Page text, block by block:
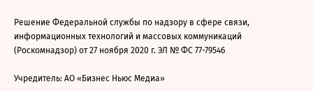
Решение Федеральной службы по надзору в сфере связи,
информационных технологий и массовых коммуникаций
(Роскомнадзор) от 27 ноября 2020 г. ЭЛ № ФС 77-79546
Учредитель: АО «Бизнес Ньюс Медиа»